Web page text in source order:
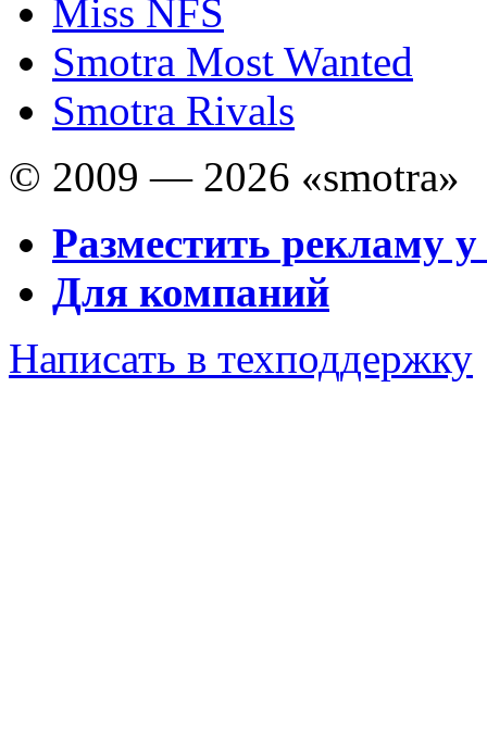
Miss NFS
Smotra Most Wanted
Smotra Rivals
© 2009 — 2026 «smotra»
Разместить рекламу у
Для компаний
Написать в техподдержку